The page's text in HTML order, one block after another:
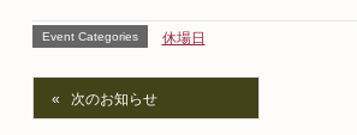
Event Categories 休場日
次のお知らせ